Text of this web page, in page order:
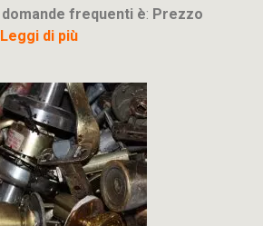
frequenti è: Prezzo
Leggi di più